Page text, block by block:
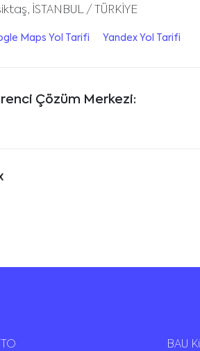
İSTANBUL / TÜRKİYE
Maps Yol Tarifi Yandex Yol Tarifi
Çözüm Merkezi:
BAU